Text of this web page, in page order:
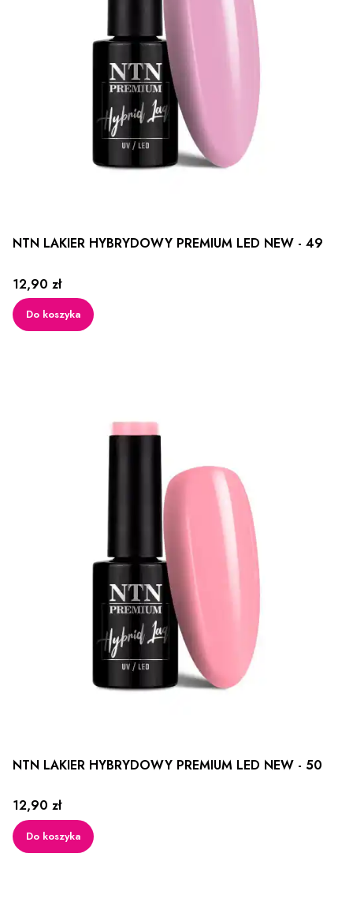
NTN LAKIER HYBRYDOWY PREMIUM LED NEW - 49
Cena
12,90 zł
Do koszyka
NTN LAKIER HYBRYDOWY PREMIUM LED NEW - 50
Cena
12,90 zł
Do koszyka